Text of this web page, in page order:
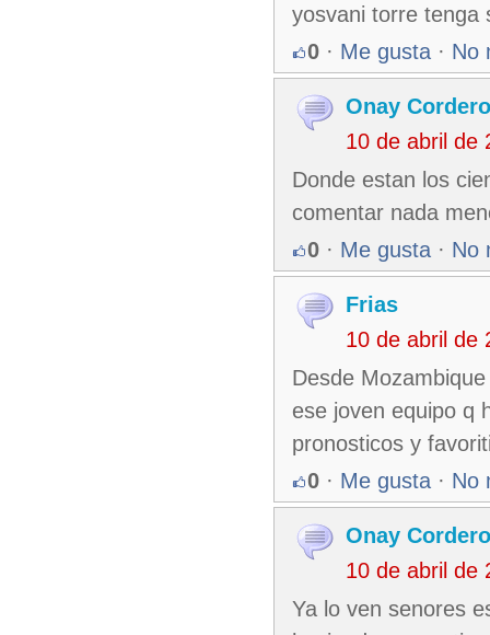
yosvani torre tenga
0 · Me gusta · No
Onay Cordero
10 de abril de
Donde estan los
comentar nada
0 · Me gusta · No
Frias
10 de abril de
Desde
ese joven equipo q
pronosticos y
0 · Me gusta · No
Onay Cordero
10 de abril de
Ya lo ven senores